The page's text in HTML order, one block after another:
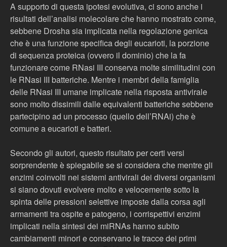
A supporto di questa ipotesi evolutiva, ci sono anche i
risultati dell’analisi molecolare che hanno mostrato come,
sebbene Drosha sia implicata nella regolazione genica
che è una funzione specifica degli eucarioti, la porzione
di sequenza proteica (ovvero il dominio) che la fa
funzionare come RNasi III conserva molte similitudini con
le RNasi III batteriche. Mentre i membri della famiglia
delle RNasi III umane implicate nella risposta antivirale
sono molto dissimili dalle equivalenti batteriche sebbene
partecipino ad un processo (quello dell’RNAi) che è
comune a eucarioti e batteri.
Secondo gli autori, questo risultato per certi versi
sorprendente è spiegabile se si considera che mentre gli
enzimi coinvolti nei sistemi antivirali dei diversi organismi
si siano dovuti evolvere molto e velocemente sotto la
spinta delle pressioni selettive imposte dalla corsa agli
armamenti tra ospite e patogeno, i corrispettivi enzimi
implicati nella sintesi dei miRNAs hanno subito
cambiamenti minori e conservano le tracce dei primi